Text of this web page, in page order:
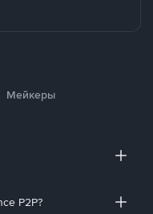
Мейкеры
P2P?